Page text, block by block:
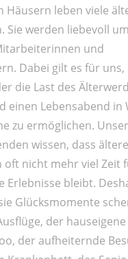
Häusern leben viele
Sie werden liebevoll
und
Dabei gilt es für uns,
die Last des
einen Lebensabend in
zu ermöglichen.
wissen, dass
oft nicht mehr viel Zeit
Erlebnisse bleibt.
Glücksmomente
der hauseigene
der aufheiternde